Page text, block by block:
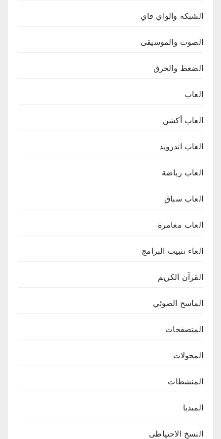
الشبكة والواي فاي
الصوت والموسيقى
الضغط والحرق
العاب
العاب أكشن
العاب اندرويد
العاب رياضة
العاب سباق
العاب مغامرة
الغاء تثبيت البرامج
القرآن الكريم
الماسح الضوئي
المتصفحات
المحولات
المنشطات
الميديا
النسخ الاحتياطى